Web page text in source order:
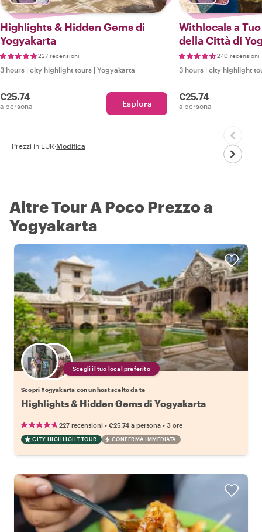
Highlights & Hidden Gems di
Yogyakarta
227 recensioni
3 hours | city highlight tours | Yogyakarta
€25.74
a persona Esplora
Withlocals a
della Città di
240 recensioni
3 hours | city highlight
€25.74
a persona
Prezzi in EUR·Modifica
Altre Tour A Poco Prezzo a
Yogyakarta
Scegli il tuo local preferito
Scopri Yogyakarta con un host scelto da te
Highlights & Hidden Gems di Yogyakarta
227 recensioni • €25.74 a persona • 3 ore
CITY HIGHLIGHT TOUR CONFERMA IMMEDIATA